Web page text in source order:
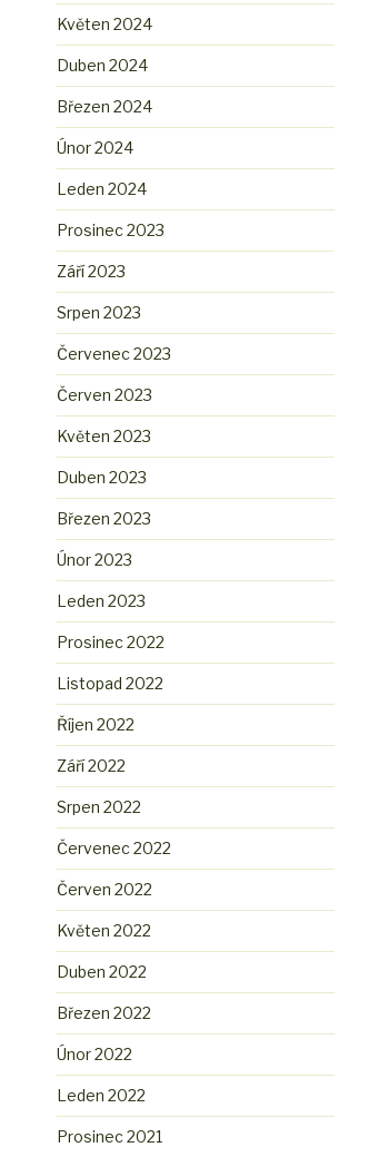
Květen 2024
Duben 2024
Březen 2024
Únor 2024
Leden 2024
Prosinec 2023
Září 2023
Srpen 2023
Červenec 2023
Červen 2023
Květen 2023
Duben 2023
Březen 2023
Únor 2023
Leden 2023
Prosinec 2022
Listopad 2022
Říjen 2022
Září 2022
Srpen 2022
Červenec 2022
Červen 2022
Květen 2022
Duben 2022
Březen 2022
Únor 2022
Leden 2022
Prosinec 2021